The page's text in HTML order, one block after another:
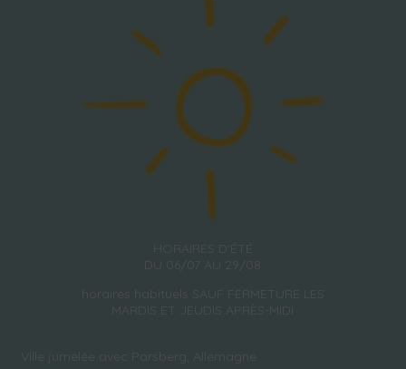
HORAIRES D'ÉTÉ
DU 06/07 AU 29/08
horaires habituels SAUF FERMETURE LES
MARDIS ET JEUDIS APRÈS-MIDI
Ville jumelée avec Parsberg, Allemagne